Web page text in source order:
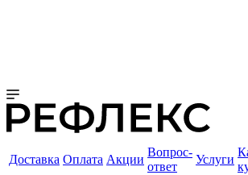
Доставка Оплата Акции
Вопрос-
ответ
Услуги